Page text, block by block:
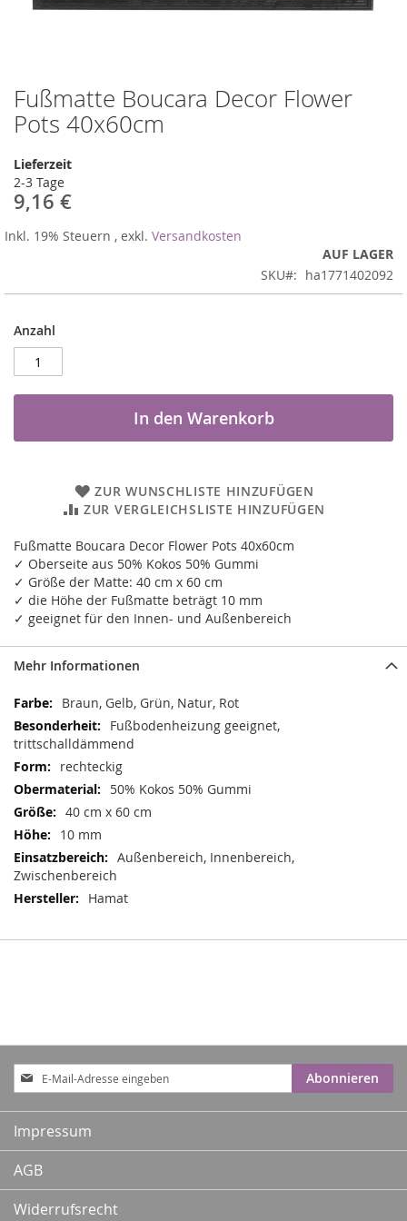
Fußmatte Boucara Decor Flower
Pots 40x60cm
Lieferzeit
2-3 Tage
9,16 €
Inkl. 19% Steuern , exkl. Versandkosten
AUF LAGER
SKU
ha1771402092
Anzahl
In den Warenkorb
ZUR WUNSCHLISTE HINZUFÜGEN
ZUR VERGLEICHSLISTE HINZUFÜGEN
Fußmatte Boucara Decor Flower Pots 40x60cm
✓ Oberseite aus 50% Kokos 50% Gummi
✓ Größe der Matte: 40 cm x 60 cm
✓ die Höhe der Fußmatte beträgt 10 mm
✓ geeignet für den Innen- und Außenbereich
Zum
Anfang
der
springen
Mehr Informationen
Mehr
Informationen
Braun, Gelb, Grün, Natur, Rot
Fußbodenheizung geeignet,
trittschalldämmend
rechteckig
50% Kokos 50% Gummi
40 cm x 60 cm
10 mm
Außenbereich, Innenbereich,
Zwischenbereich
Hamat
Anmeldung
zum
Newsletter:
Abonnieren
Impressum
AGB
Widerrufsrecht